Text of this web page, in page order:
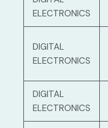
ELECTRONICS
DIGITAL
ELECTRONICS
DIGITAL
ELECTRONICS